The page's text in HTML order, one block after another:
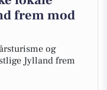
frem mod
og
Jylland frem